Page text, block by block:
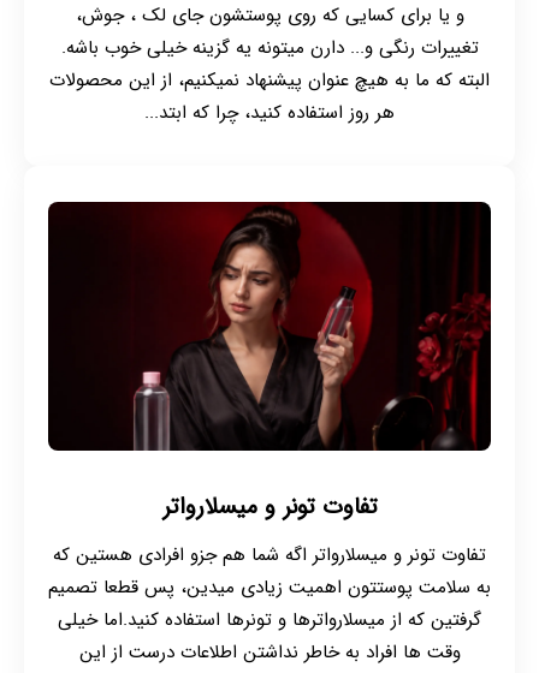
و یا برای کسایی که روی پوستشون جای لک ، جوش،
تغییرات رنگی و... دارن میتونه یه گزینه خیلی خوب باشه.
البته که ما به هیچ عنوان پیشنهاد نمیکنیم، از این محصولات
هر روز استفاده کنید، چرا که ابتد...
تفاوت تونر و میسلارواتر
تفاوت تونر و میسلارواتر اگه شما هم جزو افرادی هستین که
به سلامت پوستتون اهمیت زیادی میدین، پس قطعا تصمیم
گرفتین که از میسلارواترها و تونرها استفاده کنید.اما خیلی
وقت ها افراد به خاطر نداشتن اطلاعات درست از این